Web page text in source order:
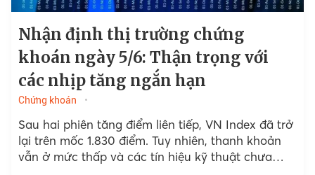
Nhận định thị trường chứng
khoán ngày 5/6: Thận trọng với
các nhịp tăng ngắn hạn
Chứng khoán
Sau hai phiên tăng điểm liên tiếp, VN Index đã trở
lại trên mốc 1.830 điểm. Tuy nhiên, thanh khoản
vẫn ở mức thấp và các tín hiệu kỹ thuật chưa